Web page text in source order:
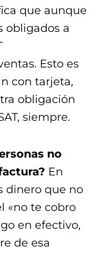
que aunque
obligados a
Esto es
con tarjeta,
obligación
siempre.
no
En
dinero que no
«no te cobro
en efectivo,
de esa